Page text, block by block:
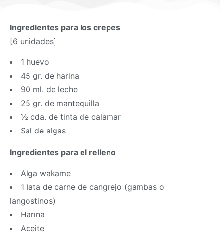
Ingredientes para los crepes
[6 unidades]
1 huevo
45 gr. de harina
90 ml. de leche
25 gr. de mantequilla
½ cda. de tinta de calamar
Sal de algas
Ingredientes para el relleno
Alga wakame
1 lata de carne de cangrejo (gambas o
langostinos)
Harina
Aceite